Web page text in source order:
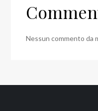
Nessun commento da